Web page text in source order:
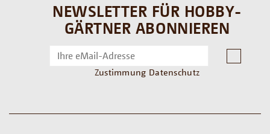
NEWSLETTER FÜR HOBBY-
GÄRTNER ABONNIEREN
Zustimmung Datenschutz